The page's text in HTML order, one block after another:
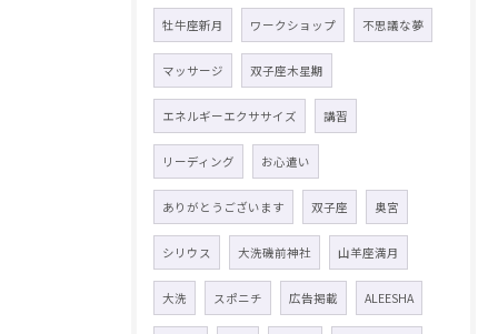
牡牛座新月 ワークショップ 不思議な夢
マッサージ 双子座木星期
エネルギーエクササイズ 講習
リーディング お心遣い
ありがとうございます 双子座 奥宮
シリウス 大洗磯前神社 山羊座満月
大洗 スポニチ 広告掲載 ALEESHA